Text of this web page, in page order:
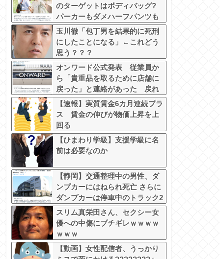
のターゲットはボディバッグ?
パーカーもダメハーフパンツも
ダメ悲鳴も
玉川徹「包丁男を結果的に死刑
にしたことになる」←これどう
思う？？？
オンワード公式発表 従業員か
ら「貴重品を取るために店舗に
戻った」と連絡があった 戻れ
指示してない
【速報】実質賃金6カ月連続プラ
ス 賃金の伸びが物価上昇を上
回る
【ひまわり学級】支援学級に名
前は必要なのか
【静岡】交通整理中の男性、ダ
ンプカーにはねられ死亡 さらに
ダンプカーは停車中のトラック2
台にも衝突=裾野市
スリム真栄田さん、セクシー女
優への中傷にブチギレｗｗｗｗ
ｗｗｗ
【動画】女性配信者、うっかり